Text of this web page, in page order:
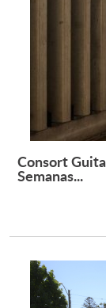
Consort
Semanas...